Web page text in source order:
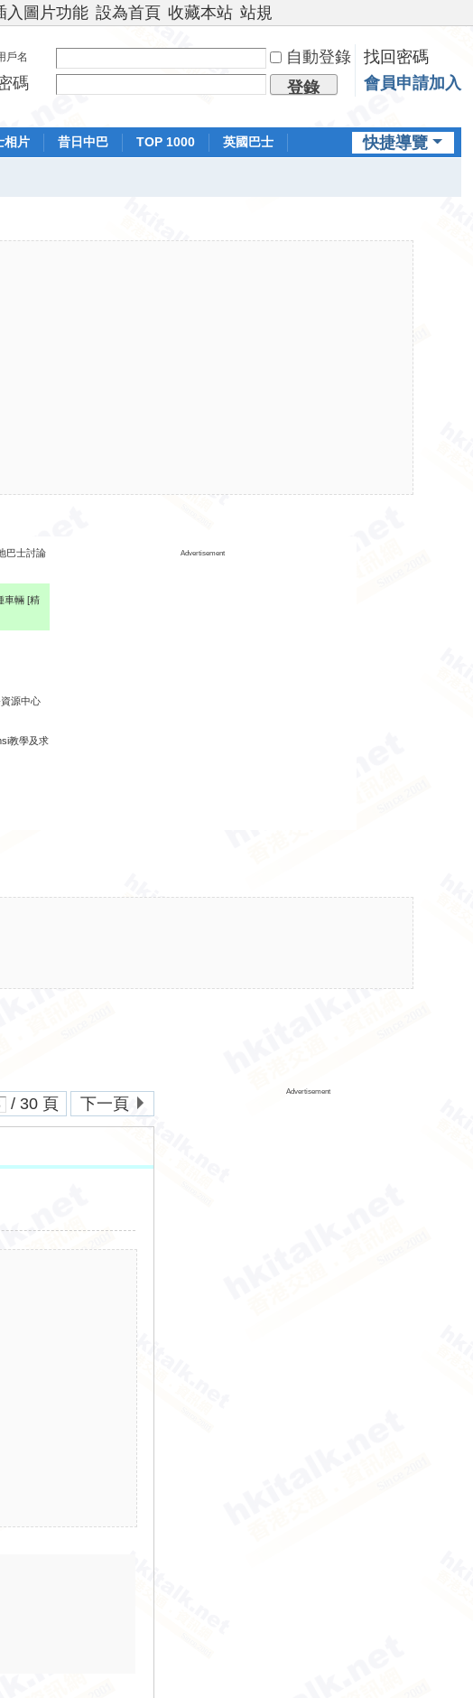
入圖片功能 設為首頁 收藏本站 站規
戶名 自動登錄
找回密碼
碼
登錄 會員申請加入
快捷導覽
相片 昔日中巴 TOP 1000
英國巴士
巴士討論
Advertisement
車輛 [精
源中心
教學及求
/ 30 頁 下一頁
Advertisement